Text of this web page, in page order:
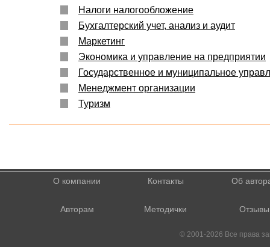
Налоги налогообложение
Бухгалтерский учет, анализ и аудит
Маркетинг
Экономика и управление на предприятии
Государственное и муниципальное
Менеджмент организации
Туризм
О компании Контакты Об
Авторам Методички Отзывы
© 2001-2026 Все права